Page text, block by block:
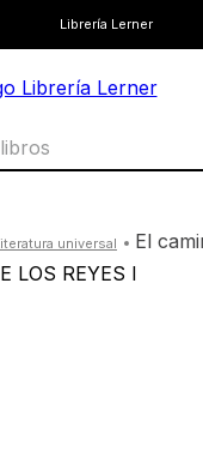
Librería Lerner
literatura universal el